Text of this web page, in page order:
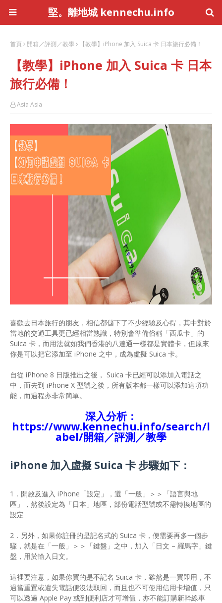
堅。離地城 kennechu.info
首頁 開箱／評測／教學 【教學】iPhone 加入 Suica 卡 日本旅行必備！
【教學】iPhone 加入 Suica 卡 日本
旅行必備！
Asia Asia
喜歡去日本旅行的朋友，相信都儲下了不少經驗及心得，其中對於
當地的交通工具更已經相當熟識，特別會準備俗稱「西瓜卡」的
Suica 卡，而用法就如我們香港的八達通一樣都是實體卡，但原來
你是可以把它添加至 iPhone 之中，成為虛擬 Suica 卡。
自從 iPhone 8 日版推出之後， Suica 卡已經可以添加入電話之
中，而去到 iPhone X 型號之後，所有版本都一樣可以添加這項功
能，而過程亦非常簡單。
深入分析：
https://www.kennechu.info/search/l
abel/開箱／評測／教學
iPhone 加入虛擬 Suica 卡 步驟如下：
1．開啟及進入 iPhone「設定」，選「一般」＞＞「語言與地
區」，然後設定為「日本」地區，部份電話型號或不需轉換地區的
設定
2．另外，如果你註冊的是記名式的 Suica 卡，便需要再多一個步
驟，就是在「一般」＞＞「鍵盤」之中，加入「日文 – 羅馬字」鍵
盤，用於輸入日文。
這裡要注意，如果你買的是不記名 Suica 卡，雖然是一買即用，不
過當重置或遺失電話便沒法取回，而且也不可使用信用卡增值，只
可以透過 Apple Pay 或到便利店才可增值，亦不能訂購新幹線車